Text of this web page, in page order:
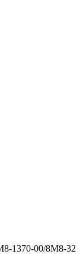
1370-00/8M8-32